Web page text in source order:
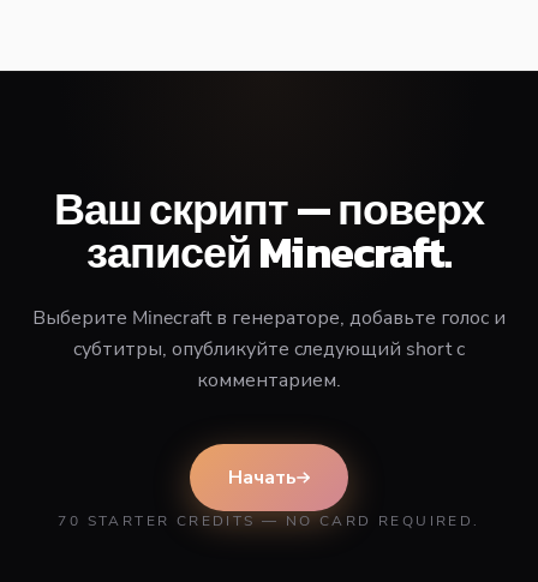
Ваш скрипт — поверх
записей Minecraft.
Выберите Minecraft в генераторе, добавьте голос и
субтитры, опубликуйте следующий short с
комментарием.
Начать
70 STARTER CREDITS — NO CARD REQUIRED.